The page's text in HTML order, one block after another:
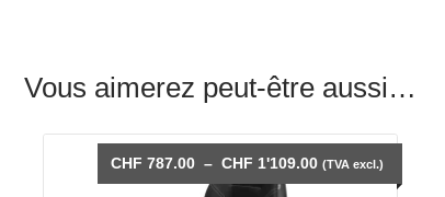
Vous aimerez peut-être aussi…
CHF 787.00 – CHF 1'109.00Plage
de
(TVA excl.)